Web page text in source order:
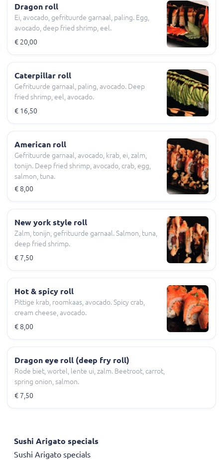
Dragon roll
Ei, avocado, gefrituurde garnaal, paling. Egg,
avocado, deep fried shrimp, eel.
€ 20,00
Caterpillar roll
Gefrituurde garnaal, paling, avocado. Deep
fried shrimp, eel, avocado.
€ 16,50
American roll
Gefrituurde garnaal, avocado, krab, ei, zalm,
tonijn. Deep fried shrimp, avocado, crab, egg,
salmon, tuna.
€ 8,00
New york style roll
Zalm, tonijn, gefrituurde garnaal. Salmon, tuna,
deep fried shrimp.
€ 7,50
Hot & spicy roll
Pittige krab, roomkaas, avocado. Spicy crab,
cream cheese, avocado.
€ 8,00
Dragon eye roll (deep fry roll)
Rode biet, wortel, lente ui, zalm. Beetroot, carrot,
spring onion, salmon.
€ 7,50
Sushi Arigato specials
Sushi Arigato specials